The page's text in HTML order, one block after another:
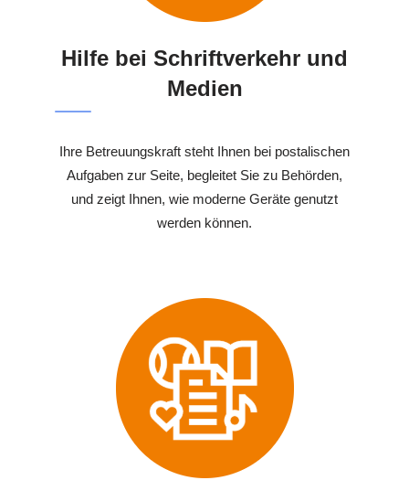
Hilfe bei Schriftverkehr und
Medien
Ihre Betreuungskraft steht Ihnen bei postalischen
Aufgaben zur Seite, begleitet Sie zu Behörden,
und zeigt Ihnen, wie moderne Geräte genutzt
werden können.